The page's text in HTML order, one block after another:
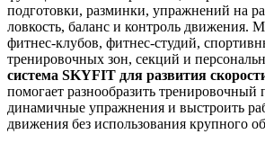
подготовки, разминки, упражнений на
ловкость, баланс и контроль движения.
фитнес-клубов, фитнес-студий,
тренировочных зон, секций и
система SKYFIT для развития
помогает разнообразить тренировочный
динамичные упражнения и выстроить
движения без использования крупного